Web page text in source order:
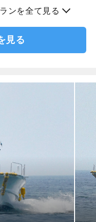
ンを全て見る
見る